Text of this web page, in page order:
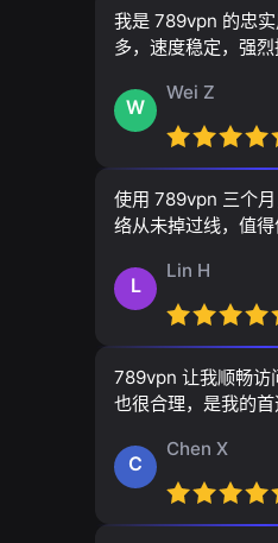
我是 789vpn 的忠
多，速度稳定，强烈
W
Wei Z
使用 789vpn 三个
络从未掉过线，值得
L
Lin H
789vpn 让我顺畅访
也很合理，是我的首
C
Chen X